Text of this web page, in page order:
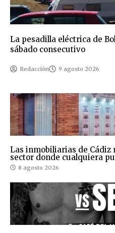
La pesadilla eléctrica de
sábado consecutivo
Redacción 9 agosto 2026
Las inmobiliarias de Cádiz
sector donde cualquiera
8 agosto 2026